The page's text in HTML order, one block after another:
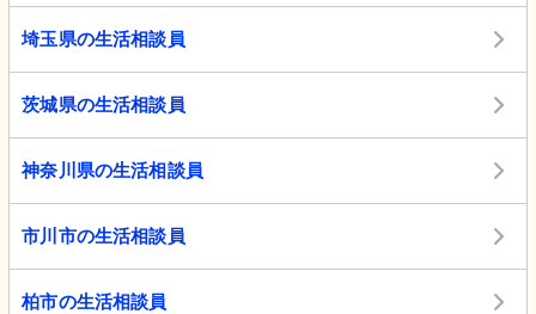
埼玉県の生活相談員
茨城県の生活相談員
神奈川県の生活相談員
市川市の生活相談員
柏市の生活相談員